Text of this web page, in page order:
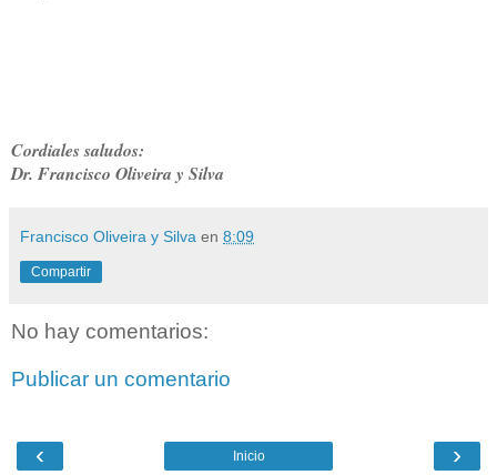
Cordiales saludos:
Dr. Francisco Oliveira y Silva
Francisco Oliveira y Silva en 8:09
Compartir
No hay comentarios:
Publicar un comentario
‹ ›
Inicio